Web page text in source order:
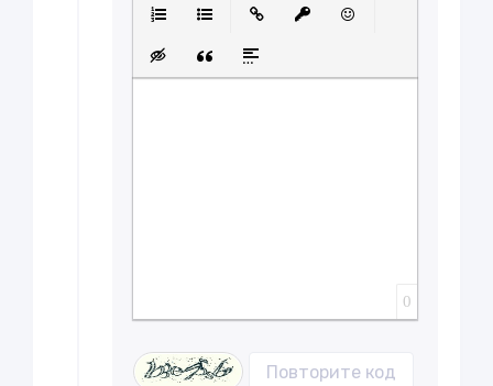
Вставка скрытого текста
Вставка цитаты
Вставка спойлера
0